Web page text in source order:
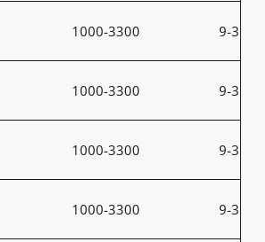
1000-3300 9-31
1000-3300 9-31
1000-3300 9-31
1000-3300 9-31